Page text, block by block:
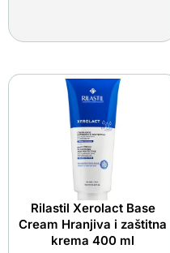
Rilastil Xerolact Base
Cream Hranjiva i zaštitna
krema 400 ml